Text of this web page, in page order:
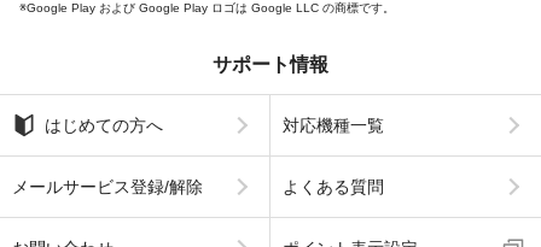
Google Play および Google Play ロゴは Google LLC の商標です。
サポート情報
はじめての方へ 対応機種一覧
メールサービス登録/解除 よくある質問